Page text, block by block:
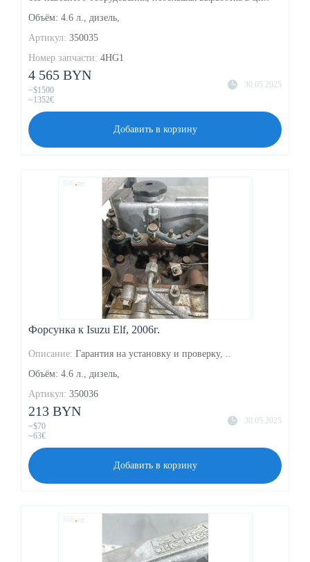
Объём: 4.6 л., дизель,
Артикул: 350035
Номер запчасти: 4HG1
30.05.2025
4 565 BYN
~$1500
~1352€
Добавить в корзину
Форсунка к Isuzu Elf, 2006г.
Описание: Гарантия на установку и проверку, ..
Объём: 4.6 л., дизель,
Артикул: 350036
30.05.2025
213 BYN
~$70
~63€
Добавить в корзину